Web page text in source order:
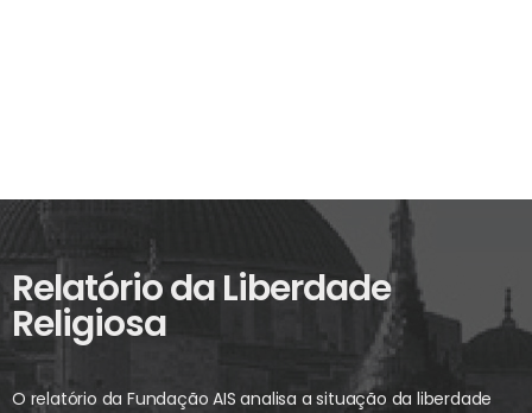
Relatório da Liberdade
Religiosa
O relatório da Fundação AIS analisa a situação da liberdade